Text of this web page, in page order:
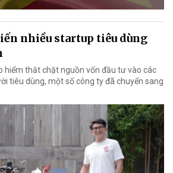
nhiều startup tiêu dùng
hiểm thắt chặt nguồn vốn đầu tư vào các
tiêu dùng, một số công ty đã chuyển sang